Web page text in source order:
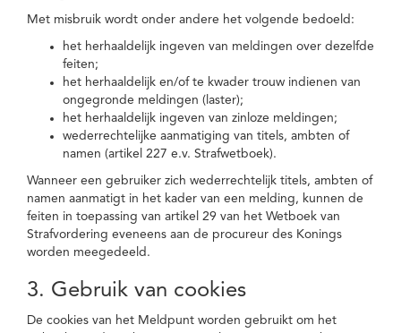
Met misbruik wordt onder andere het volgende bedoeld:
het herhaaldelijk ingeven van meldingen over dezelfde
feiten;
het herhaaldelijk en/of te kwader trouw indienen van
ongegronde meldingen (laster);
het herhaaldelijk ingeven van zinloze meldingen;
wederrechtelijke aanmatiging van titels, ambten of
namen (artikel 227 e.v. Strafwetboek).
Wanneer een gebruiker zich wederrechtelijk titels, ambten of
namen aanmatigt in het kader van een melding, kunnen de
feiten in toepassing van artikel 29 van het Wetboek van
Strafvordering eveneens aan de procureur des Konings
worden meegedeeld.
3. Gebruik van cookies
De cookies van het Meldpunt worden gebruikt om het